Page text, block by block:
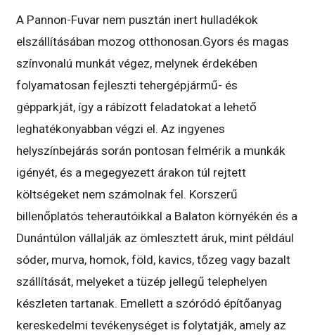
A Pannon-Fuvar nem pusztán inert hulladékok
elszállításában mozog otthonosan.Gyors és magas
színvonalú munkát végez, melynek érdekében
folyamatosan fejleszti tehergépjármű- és
gépparkját, így a rábízott feladatokat a lehető
leghatékonyabban végzi el. Az ingyenes
helyszínbejárás során pontosan felmérik a munkák
igényét, és a megegyezett árakon túl rejtett
költségeket nem számolnak fel. Korszerű
billenőplatós teherautóikkal a Balaton környékén és a
Dunántúlon vállalják az ömlesztett áruk, mint például
sóder, murva, homok, föld, kavics, tőzeg vagy bazalt
szállítását, melyeket a tüzép jellegű telephelyen
készleten tartanak. Emellett a szóródó építőanyag
kereskedelmi tevékenységet is folytatják, amely az